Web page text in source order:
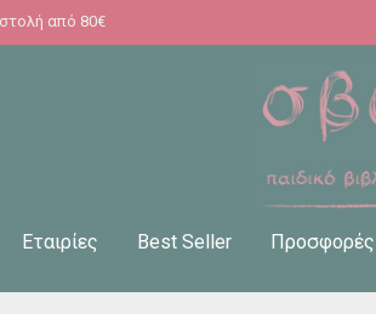
από 80€
Εταιρίες Best Seller Προσφορές